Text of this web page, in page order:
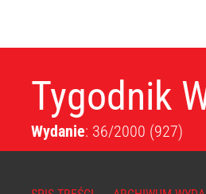
Tygodnik
Wydanie: 36/2000 (927)